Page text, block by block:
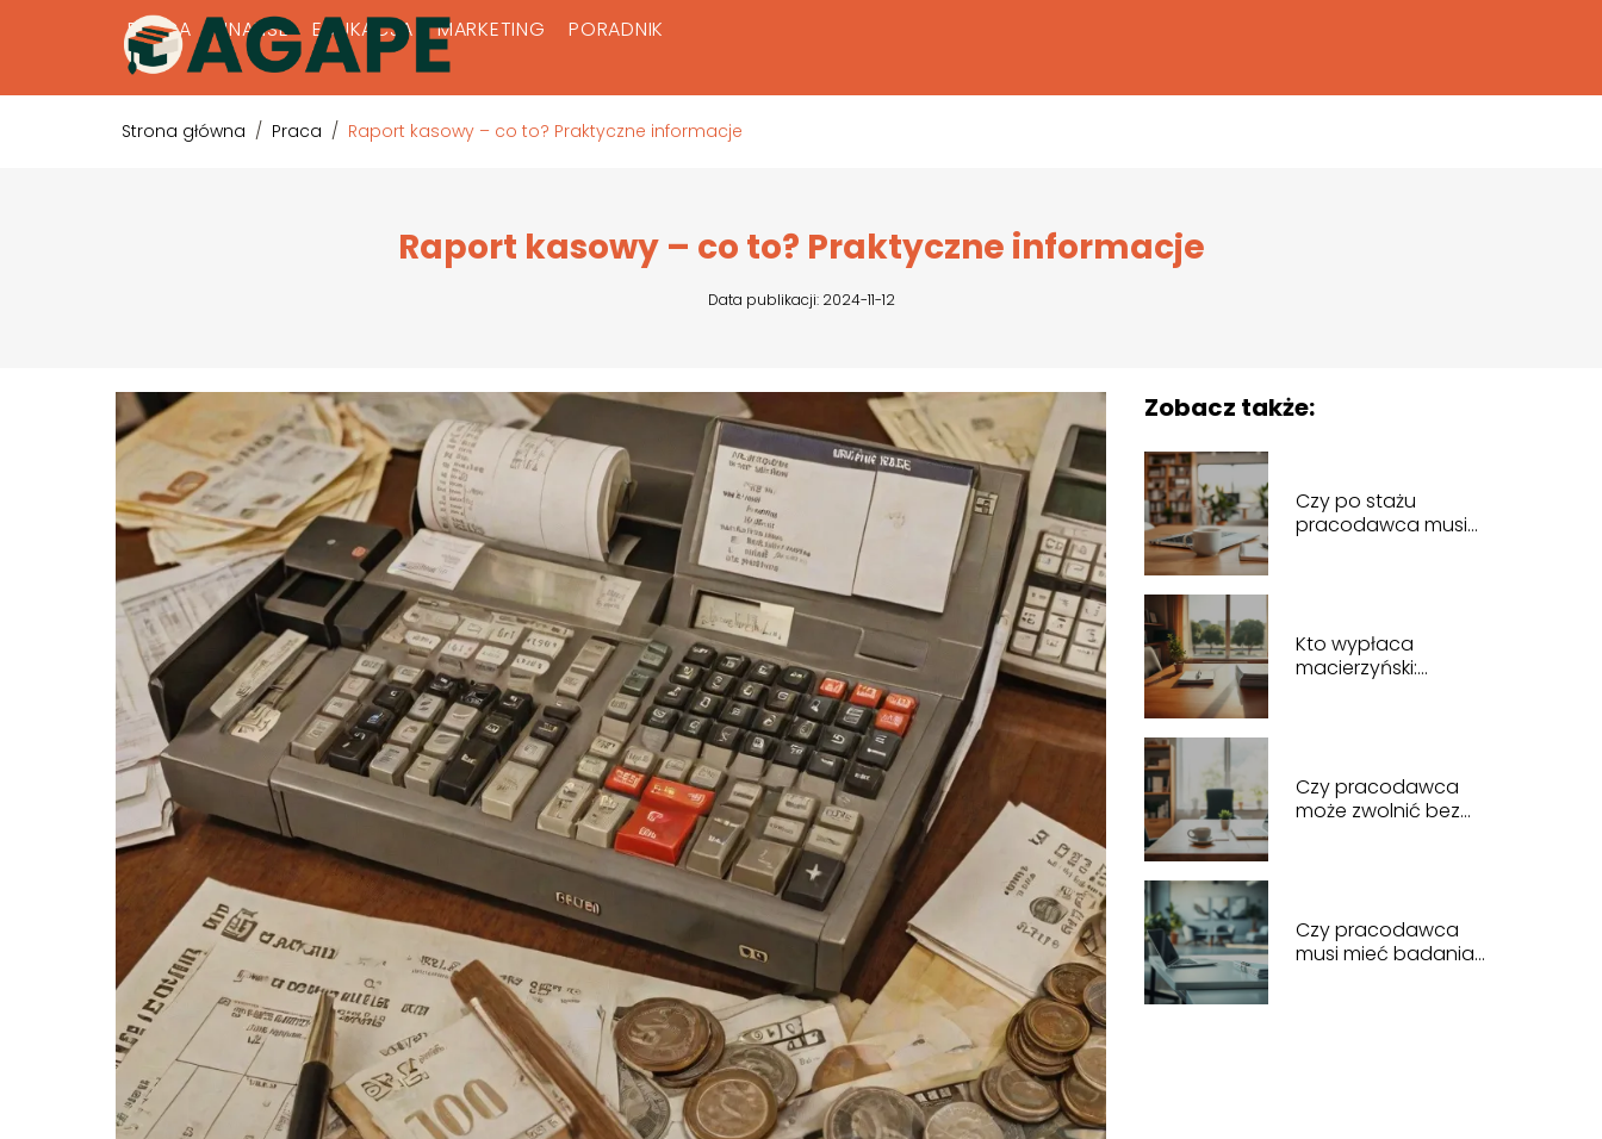
PRACA FINANSE EDUKACJA MARKETING PORADNIK
Strona główna / Praca / Raport kasowy – co to? Praktyczne informacje
Raport kasowy – co to? Praktyczne informacje
Data publikacji: 2024-11-12
Zobacz także:
Czy po stażu
pracodawca musi
Kto wypłaca
macierzyński:
Czy pracodawca
może zwolnić bez
Czy pracodawca
musi mieć badania